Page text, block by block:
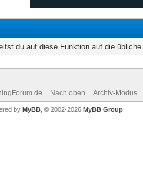
du auf diese Funktion auf die
Nach oben Archiv-Modus
by MyBB , © 2002-2026 MyBB Group